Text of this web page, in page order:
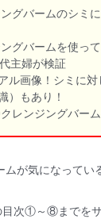
グバームのシミ
グバームを使っ
主婦が検証
ル画像！シミに
）もあり！
レンジングバー
ムが気になってい
目次①～⑧までを